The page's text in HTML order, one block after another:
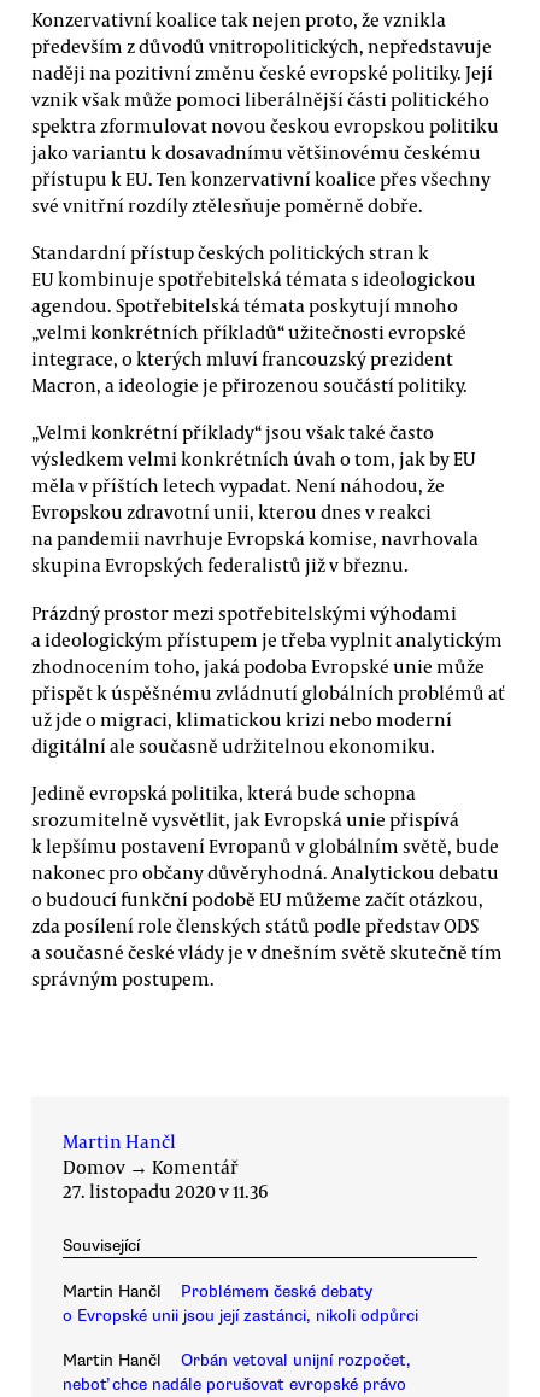
Konzervativní koalice tak nejen proto, že vznikla
především z důvodů vnitropolitických, nepředstavuje
naději na pozitivní změnu české evropské politiky. Její
vznik však může pomoci liberálnější části politického
spektra zformulovat novou českou evropskou politiku
jako variantu k dosavadnímu většinovému českému
přístupu k EU. Ten konzervativní koalice přes všechny
své vnitřní rozdíly ztělesňuje poměrně dobře.
Standardní přístup českých politických stran k
EU kombinuje spotřebitelská témata s ideologickou
agendou. Spotřebitelská témata poskytují mnoho
„velmi konkrétních příkladů“ užitečnosti evropské
integrace, o kterých mluví francouzský prezident
Macron, a ideologie je přirozenou součástí politiky.
„Velmi konkrétní příklady“ jsou však také často
výsledkem velmi konkrétních úvah o tom, jak by EU
měla v příštích letech vypadat. Není náhodou, že
Evropskou zdravotní unii, kterou dnes v reakci
na pandemii navrhuje Evropská komise, navrhovala
skupina Evropských federalistů již v březnu.
Prázdný prostor mezi spotřebitelskými výhodami
a ideologickým přístupem je třeba vyplnit analytickým
zhodnocením toho, jaká podoba Evropské unie může
přispět k úspěšnému zvládnutí globálních problémů ať
už jde o migraci, klimatickou krizi nebo moderní
digitální ale současně udržitelnou ekonomiku.
Jedině evropská politika, která bude schopna
srozumitelně vysvětlit, jak Evropská unie přispívá
k lepšímu postavení Evropanů v globálním světě, bude
nakonec pro občany důvěryhodná. Analytickou debatu
o budoucí funkční podobě EU můžeme začít otázkou,
zda posílení role členských států podle představ ODS
a současné české vlády je v dnešním světě skutečně tím
správným postupem.
Martin Hančl
Domov → Komentář
27. listopadu 2020 v 11.36
Související
Martin Hančl
Problémem české debaty
o Evropské unii jsou její zastánci, nikoli odpůrci
Martin Hančl
Orbán vetoval unijní rozpočet,
neboť chce nadále porušovat evropské právo